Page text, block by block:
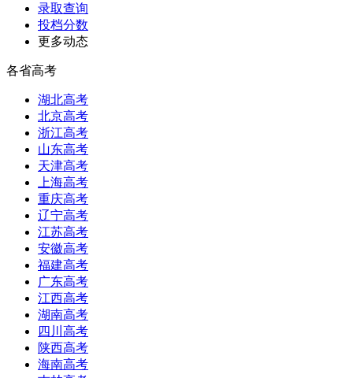
录取查询
投档分数
更多动态
各省高考
湖北高考
北京高考
浙江高考
山东高考
天津高考
上海高考
重庆高考
辽宁高考
江苏高考
安徽高考
福建高考
广东高考
江西高考
湖南高考
四川高考
陕西高考
海南高考